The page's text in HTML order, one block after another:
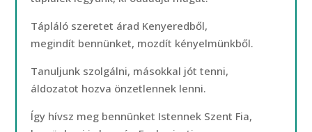
Tápláló szeretet árad Kenyeredből,
megindít bennünket, mozdít kényelmünkből.
Tanuljunk szolgálni, másokkal jót tenni,
áldozatot hozva önzetlennek lenni.
Így hívsz meg bennünket Istennek Szent Fia,